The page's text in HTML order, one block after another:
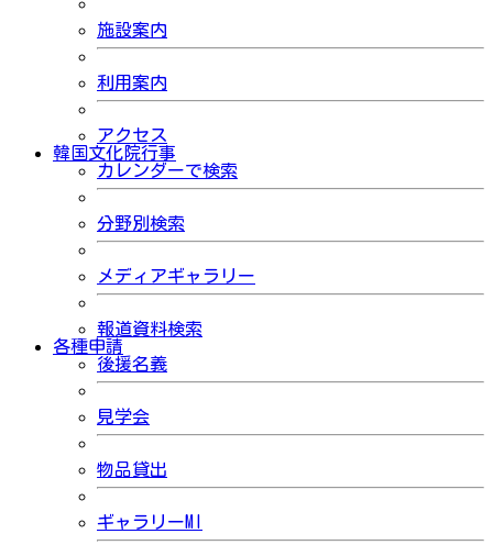
施設案内
利用案内
アクセス
韓国文化院行事
カレンダーで検索
分野別検索
メディアギャラリー
報道資料検索
各種申請
後援名義
見学会
物品貸出
ギャラリーMI